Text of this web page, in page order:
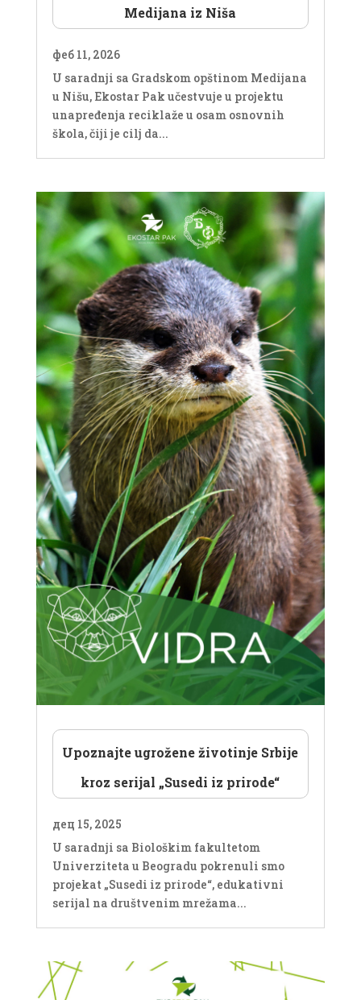
Medijana iz Niša
феб 11, 2026
U saradnji sa Gradskom opštinom Medijana
u Nišu, Ekostar Pak učestvuje u projektu
unapređenja reciklaže u osam osnovnih
škola, čiji je cilj da...
Upoznajte ugrožene životinje Srbije
kroz serijal „Susedi iz prirode“
дец 15, 2025
U saradnji sa Biološkim fakultetom
Univerziteta u Beogradu pokrenuli smo
projekat „Susedi iz prirode“, edukativni
serijal na društvenim mrežama...